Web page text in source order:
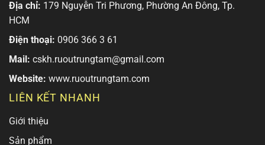
Địa chỉ: 179 Nguyễn Tri Phương, Phường An Đông, Tp.
HCM
Điện thoại: 0906 366 3 61
Mail: cskh.ruoutrungtam@gmail.com
Website: www.ruoutrungtam.com
LIÊN KẾT NHANH
Giới thiệu
Sản phẩm